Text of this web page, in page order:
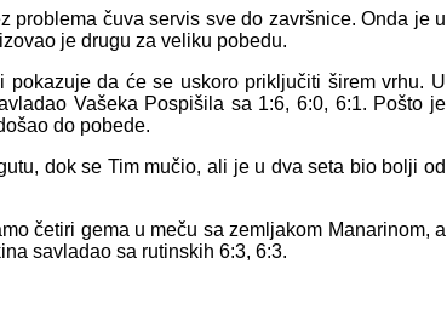
problema čuva servis sve do završnice. Onda je u
je drugu za veliku pobedu.
da će se uskoro priključiti širem vrhu. U
Vašeka Pospišila sa 1:6, 6:0, 6:1. Pošto je
do pobede.
dok se Tim mučio, ali je u dva seta bio bolji od
četiri gema u meču sa zemljakom Manarinom, a
savladao sa rutinskih 6:3, 6:3.